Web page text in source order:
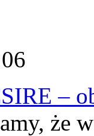
–
że